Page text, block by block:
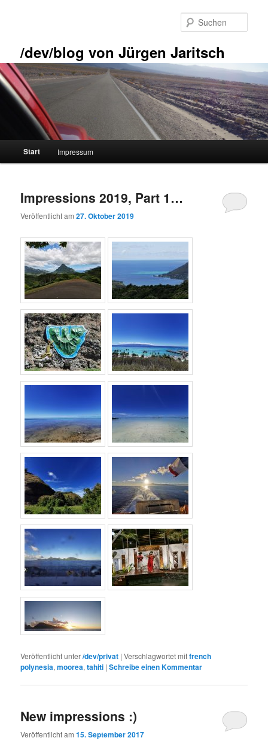
/dev/blog von Jürgen Jaritsch
Hauptmenü
Start Impressum
Impressions 2019, Part 1…
Veröffentlicht am27. Oktober 2019
Veröffentlicht unter/dev/privat |Verschlagwortet mitfrench
polynesia,moorea,tahiti |Schreibe einen Kommentar
New impressions :)
Veröffentlicht am15. September 2017